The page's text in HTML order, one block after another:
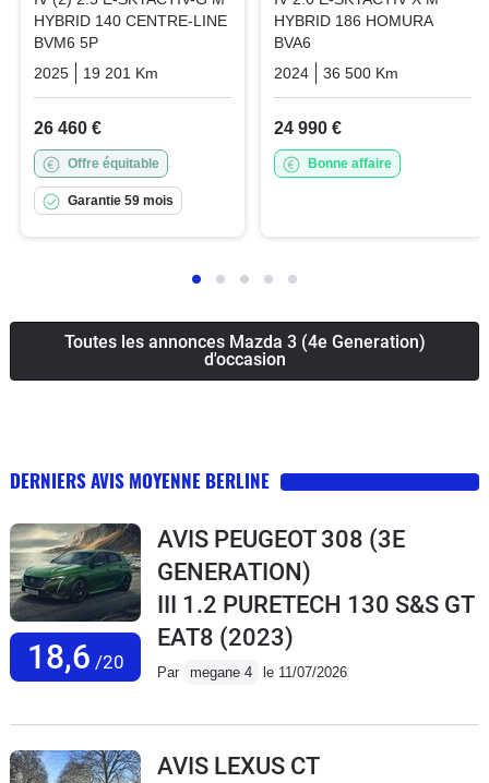
HYBRID 140 CENTRE-LINE
BVM6 5P
2025
19 201 Km Essence
26 460 €
Offre équitable
Garantie 59 mois
HYBRID 186 HOMURA
BVA6
2024
36 500 Km
24 990 €
Bonne affaire
Toutes les annonces Mazda 3 (4e Generation)
d'occasion
DERNIERS AVIS MOYENNE BERLINE
18,6 /20
AVIS PEUGEOT 308 (3E
GENERATION)
III 1.2 PURETECH 130 S&S GT
EAT8 (2023)
Par megane 4 le 11/07/2026
AVIS LEXUS CT